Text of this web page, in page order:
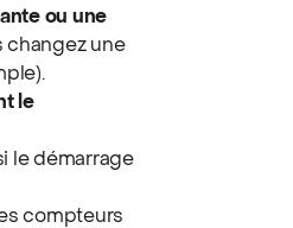
ou une
changez une
le
le démarrage
compteurs